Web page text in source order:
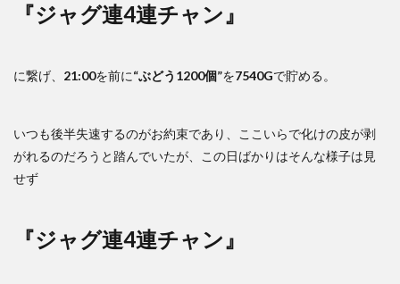
『ジャグ連4連チャン』
に繋げ、 21:00を前に“ぶどう1200個”を7540Gで貯める。
いつも後半失速するのがお約束であり、ここいらで化けの皮が剥
がれるのだろうと踏んでいたが、この日ばかりはそんな様子は見
せず
『ジャグ連4連チャン』